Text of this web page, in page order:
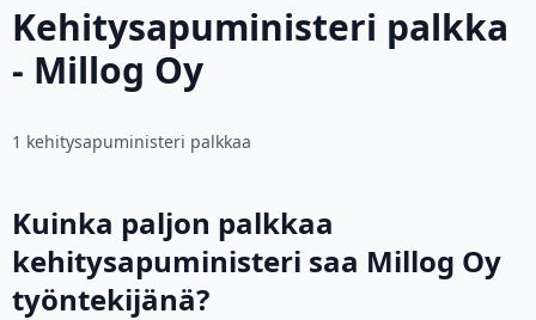
Kehitysapuministeri palkka
- Millog Oy
1 kehitysapuministeri palkkaa
Kuinka paljon palkkaa
kehitysapuministeri saa Millog Oy
työntekijänä?